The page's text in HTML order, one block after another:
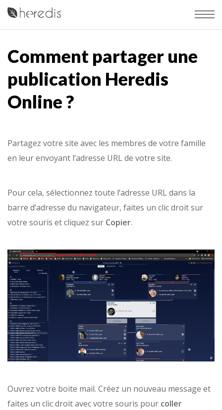
Comment partager une
publication Heredis
Online ?
Partagez votre site avec les membres de votre famille
en leur envoyant l’adresse URL de votre site.
Pour cela, sélectionnez toute l’adresse URL dans la
barre d’adresse du navigateur, faites un clic droit sur
votre souris et cliquez sur Copier.
Ouvrez votre boite mail. Créez un nouveau message et
faites un clic droit avec votre souris pour coller